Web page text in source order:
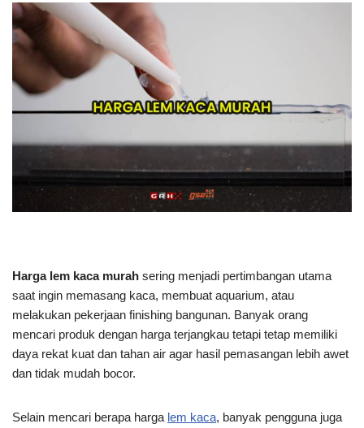
Harga lem kaca murah sering menjadi pertimbangan utama
saat ingin memasang kaca, membuat aquarium, atau
melakukan pekerjaan finishing bangunan. Banyak orang
mencari produk dengan harga terjangkau tetapi tetap memiliki
daya rekat kuat dan tahan air agar hasil pemasangan lebih awet
dan tidak mudah bocor.
Selain mencari berapa harga lem kaca, banyak pengguna juga